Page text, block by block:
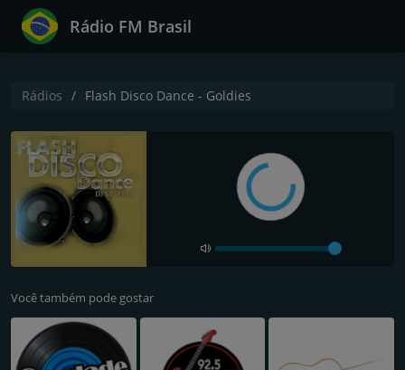
Rádio FM Brasil
Rádios Flash Disco Dance - Goldies
Você também pode gostar